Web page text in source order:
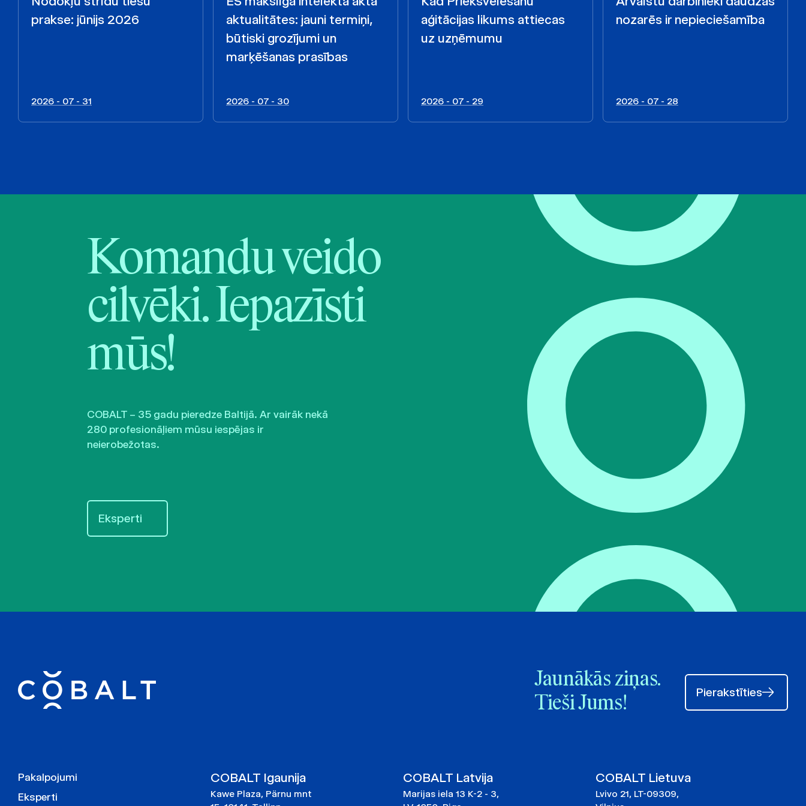
prakse: jūnijs 2026
2026 - 07 - 31
aktualitātes: jauni termiņi,
būtiski grozījumi un
marķēšanas prasības
2026 - 07 - 30
aģitācijas likums attiecas
uz uzņēmumu
2026 - 07 - 29
nozarēs ir nepieciešamība
2026 - 07 - 28
Komandu veido
cilvēki. Iepazīsti
mūs!
COBALT – 35 gadu pieredze Baltijā. Ar vairāk nekā
280 profesionāļiem mūsu iespējas ir
neierobežotas.
Eksperti
Jaunākās ziņas.
Tieši Jums!
Pierakstīties
Pakalpojumi
Eksperti
COBALT Igaunija
Kawe Plaza, Pärnu mnt
COBALT Latvija
Marijas iela 13 K-2 - 3,
COBALT Lietuva
Lvivo 21, LT-09309,